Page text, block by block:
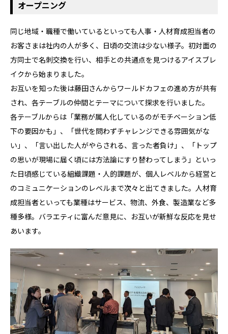
オープニング
同じ地域・職種で働いているといっても人事・人材育成担当者の
お客さまは社内の人が多く、日頃の交流は少ない様子。初対面の
方同士で名刺交換を行い、相手との共通点を見つけるアイスブレ
イクから始まりました。
お互いを知った後は藤田さんからワールドカフェの進め方が共有
され、各テーブルの仲間とテーマについて探求を行いました。
各テーブルからは「業務が属人化しているのがモチベーション低
下の要因かも」、「世代を問わずチャレンジできる雰囲気がな
い」、「言い出した人がやらされる、言った者負け」、「トップ
の思いが現場に届く頃には方法論にすり替わってしまう」といっ
た日頃感じている組織課題・人的課題が、個人レベルから経営と
のコミュニケーションのレベルまで次々と出てきました。人材育
成担当者といっても業種はサービス、物流、外食、製造業など多
種多様。バラエティに富んだ意見に、お互いが新鮮な反応を見せ
あいます。